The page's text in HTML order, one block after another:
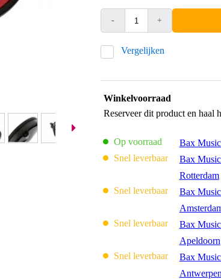
- +
Vergelijken
Winkelvoorraad
Reserveer dit product en haal
Op voorraad Bax
Snel leverbaar
Bax
Rotterdam
Snel leverbaar
Bax
Snel leverbaar
Bax
Apeldoorn
Snel leverbaar
Bax
Antwerpen